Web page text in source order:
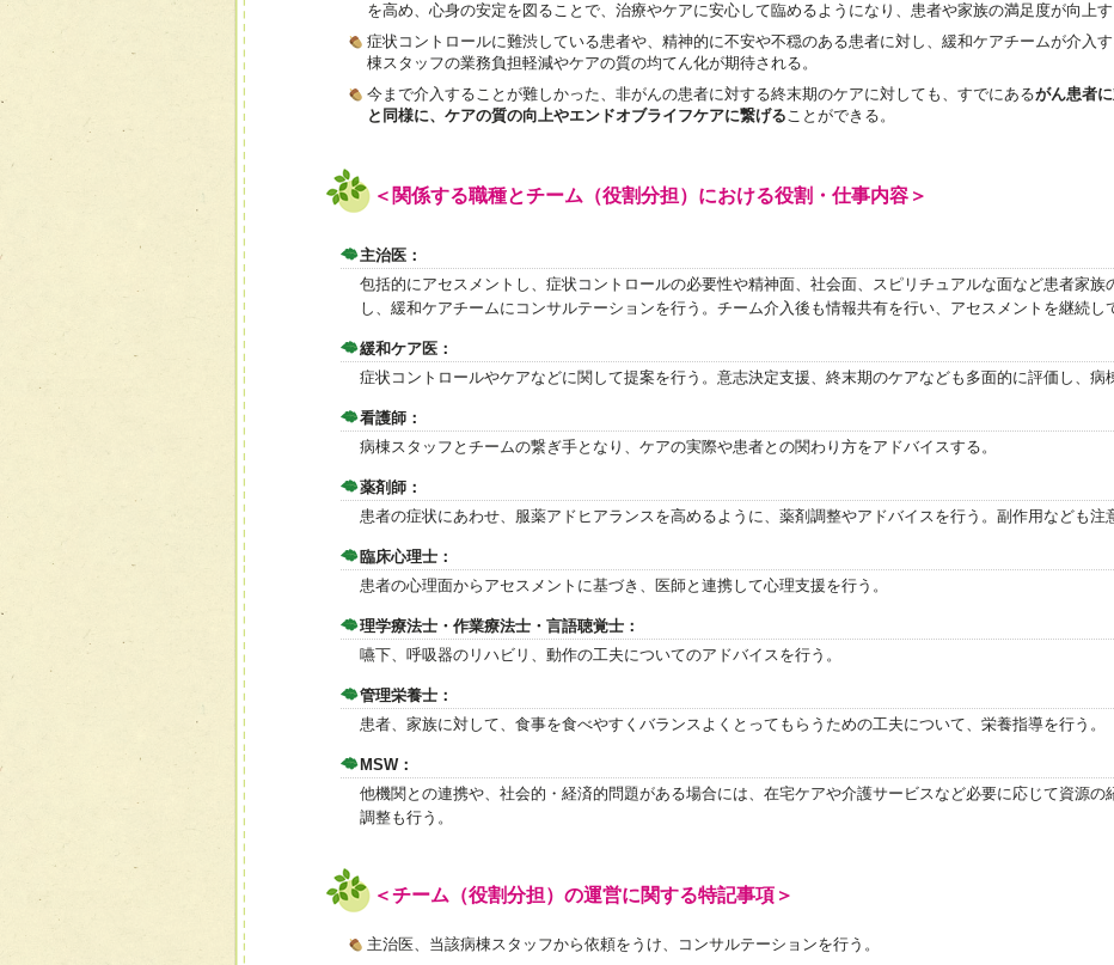
を高め、心身の安定を図ることで、治療やケアに安心して臨めるようになり、患者や家族の満足度が向上す
症状コントロールに難渋している患者や、精神的に不安や不穏のある患者に対し、緩和ケアチームが介入
棟スタッフの業務負担軽減やケアの質の均てん化が期待される。
今まで介入することが難しかった、非がんの患者に対する終末期のケアに対しても、すでにあるがん患者
と同様に、ケアの質の向上やエンドオブライフケアに繋げることができる。
＜関係する職種とチーム（役割分担）における役割・仕事内容＞
主治医：
包括的にアセスメントし、症状コントロールの必要性や精神面、社会面、スピリチュアルな面など患者家族
し、緩和ケアチームにコンサルテーションを行う。チーム介入後も情報共有を行い、アセスメントを継続し
緩和ケア医：
症状コントロールやケアなどに関して提案を行う。意志決定支援、終末期のケアなども多面的に評価し、病
看護師：
病棟スタッフとチームの繋ぎ手となり、ケアの実際や患者との関わり方をアドバイスする。
薬剤師：
患者の症状にあわせ、服薬アドヒアランスを高めるように、薬剤調整やアドバイスを行う。副作用なども注
臨床心理士：
患者の心理面からアセスメントに基づき、医師と連携して心理支援を行う。
理学療法士・作業療法士・言語聴覚士：
嚥下、呼吸器のリハビリ、動作の工夫についてのアドバイスを行う。
管理栄養士：
患者、家族に対して、食事を食べやすくバランスよくとってもらうための工夫について、栄養指導を行う。
MSW：
他機関との連携や、社会的・経済的問題がある場合には、在宅ケアや介護サービスなど必要に応じて資源の
調整も行う。
＜チーム（役割分担）の運営に関する特記事項＞
主治医、当該病棟スタッフから依頼をうけ、コンサルテーションを行う。